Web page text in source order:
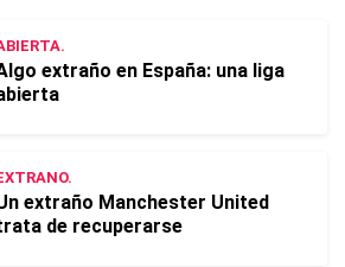
extraño en España: una liga
extraño Manchester United
de recuperarse